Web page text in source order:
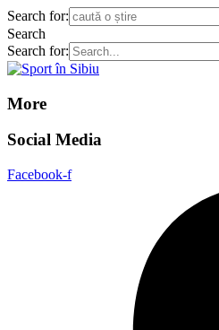
Search for:
Search
Search for:
More
Social Media
Facebook-f